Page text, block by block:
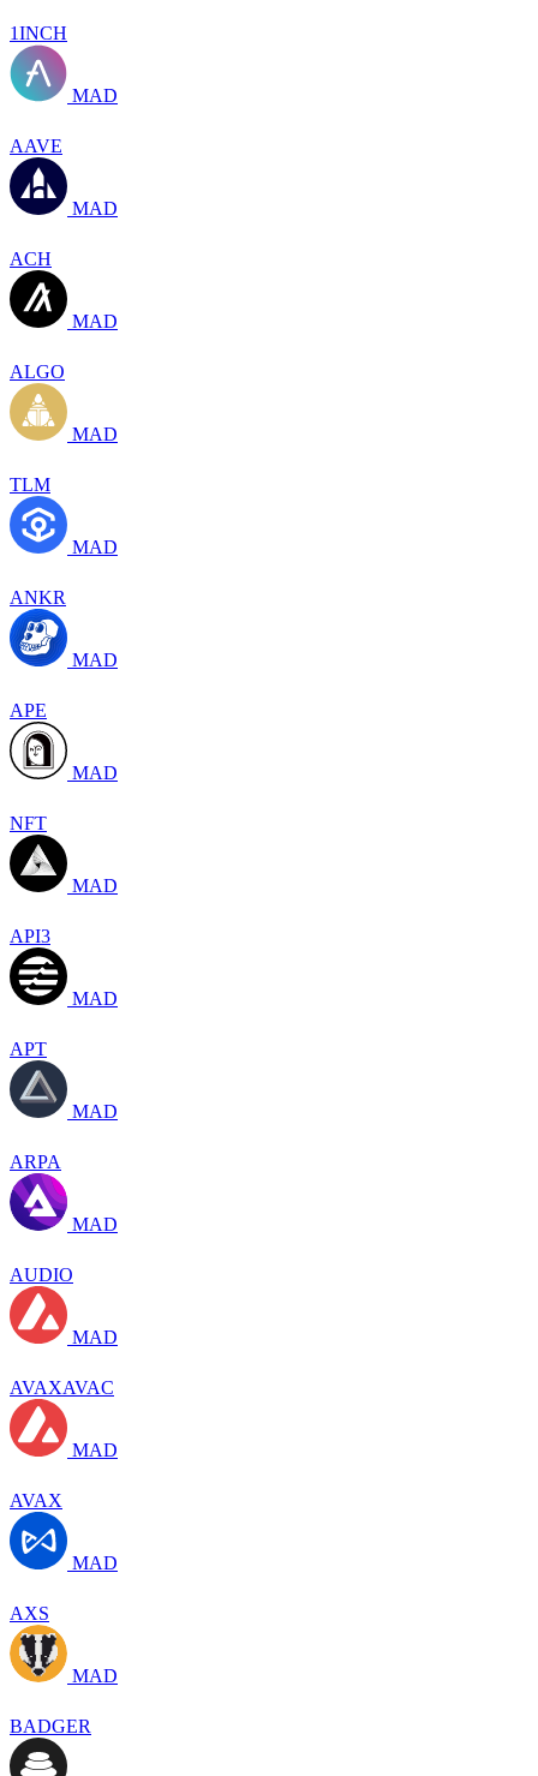
1INCH
MAD
AAVE
MAD
ACH
MAD
ALGO
MAD
TLM
MAD
ANKR
MAD
APE
MAD
NFT
MAD
API3
MAD
APT
MAD
ARPA
MAD
AUDIO
MAD
AVAXAVAC
MAD
AVAX
MAD
AXS
MAD
BADGER